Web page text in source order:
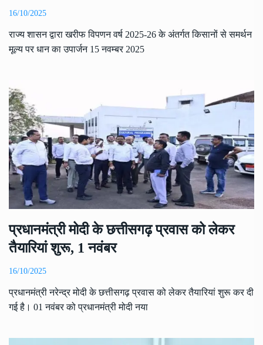
16/10/2025
राज्य शासन द्वारा खरीफ विपणन वर्ष 2025-26 के अंतर्गत किसानों से समर्थन
मूल्य पर धान का उपार्जन 15 नवम्बर 2025
प्रधानमंत्री मोदी के छत्तीसगढ़ प्रवास को लेकर
तैयारियां शुरू, 1 नवंबर
16/10/2025
प्रधानमंत्री नरेन्द्र मोदी के छत्तीसगढ़ प्रवास को लेकर तैयारियां शुरू कर दी
गई है। 01 नवंबर को प्रधानमंत्री मोदी नया